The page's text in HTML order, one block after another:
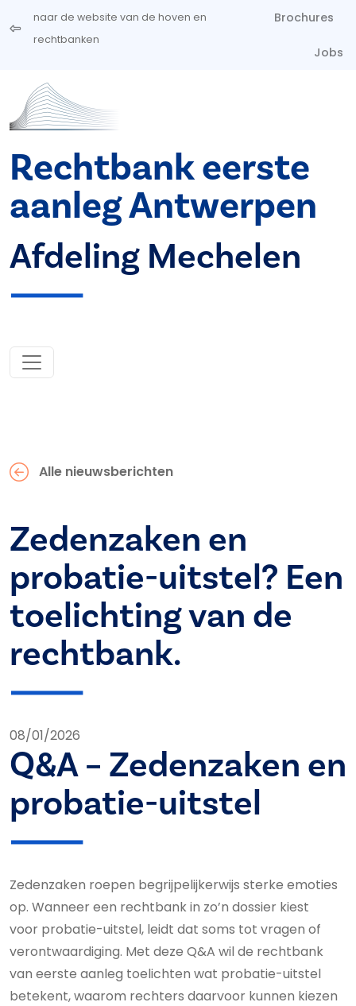
Overslaan en naar de inhoud gaan
naar de website van de hoven en
rechtbanken
Brochures
Jobs
Rechtbank eerste
aanleg Antwerpen
Afdeling Mechelen
Alle nieuwsberichten
Zedenzaken en
probatie-uitstel? Een
toelichting van de
rechtbank.
08/01/2026
Q&A – Zedenzaken en
probatie-uitstel
Zedenzaken roepen begrijpelijkerwijs sterke emoties
op. Wanneer een rechtbank in zo’n dossier kiest
voor probatie-uitstel, leidt dat soms tot vragen of
verontwaardiging. Met deze Q&A wil de rechtbank
van eerste aanleg toelichten wat probatie-uitstel
betekent, waarom rechters daarvoor kunnen kiezen